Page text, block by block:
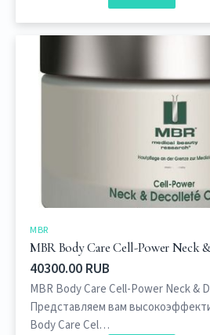
MBR
MBR Body Care Cell-Power Neck
40300.00 RUB
MBR Body Care Cell-Power Neck &
Представляем вам
Body Care Cel…